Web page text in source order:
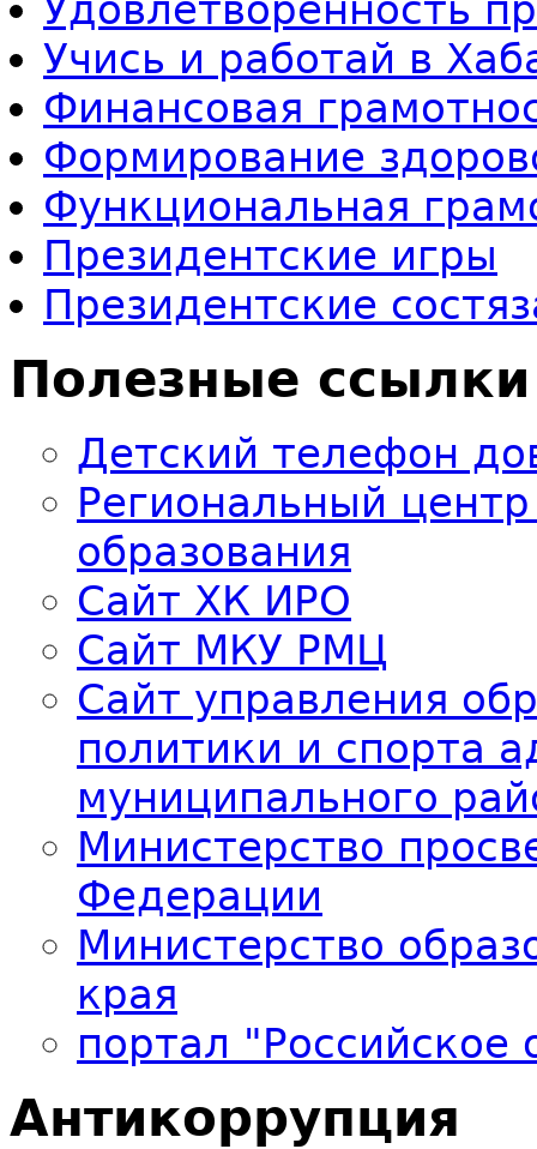
Удовлетворенность
Учись и работай в
Финансовая
Формирование
Функциональная
Президентские игры
Президентские
Полезные ссылки
Детский телефон
Региональный
образования
Сайт ХК ИРО
Сайт МКУ РМЦ
Сайт управления
политики и спорта
муниципального
Министерство
Федерации
Министерство
края
портал "Российское
Антикоррупция